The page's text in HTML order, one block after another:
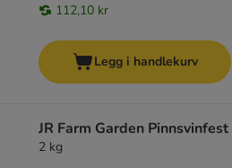
112,10 kr
Legg i handlekurv
JR Farm Garden Pinnsvinfest
2 kg